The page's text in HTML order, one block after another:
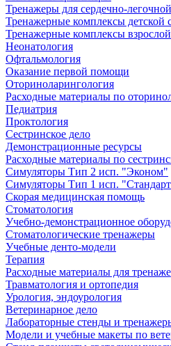
Тренажеры для сердечно-
Тренажерные комплексы детской
Тренажерные комплексы
Неонатология
Офтальмология
Оказание первой помощи
Оториноларингология
Расходные материалы по
Педиатрия
Проктология
Сестринское дело
Демонстрационные ресурсы
Расходные материалы по
Симуляторы Тип 2 исп. "Эконом"
Симуляторы Тип 1 исп.
Скорая медицинская помощь
Стоматология
Учебно-демонстрационное
Стоматологические тренажеры
Учебные денто-модели
Терапия
Расходные материалы для
Травматология и ортопедия
Урология, эндоурология
Ветеринарное дело
Лабораторные стенды и
Модели и учебные макеты по